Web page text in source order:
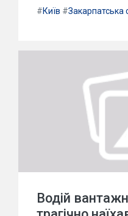
#Київ #Закарпатська
Водій